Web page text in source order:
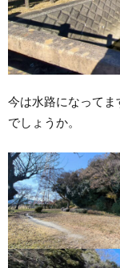
今は水路になって
でしょうか。